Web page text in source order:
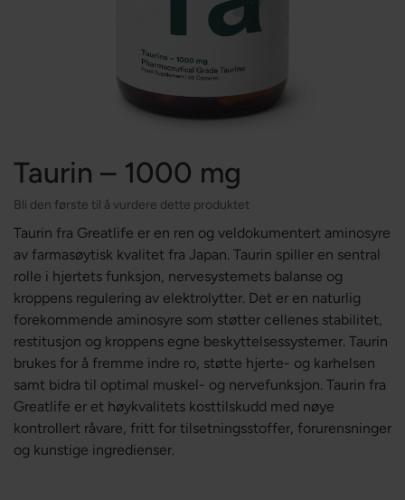
Taurin – 1000 mg
Bli den første til å vurdere dette produktet
Taurin fra Greatlife er en ren og veldokumentert aminosyre
av farmasøytisk kvalitet fra Japan. Taurin spiller en sentral
rolle i hjertets funksjon, nervesystemets balanse og
kroppens regulering av elektrolytter. Det er en naturlig
forekommende aminosyre som støtter cellenes stabilitet,
restitusjon og kroppens egne beskyttelsessystemer. Taurin
brukes for å fremme indre ro, støtte hjerte- og karhelsen
samt bidra til optimal muskel- og nervefunksjon. Taurin fra
Greatlife er et høykvalitets kosttilskudd med nøye
kontrollert råvare, fritt for tilsetningsstoffer, forurensninger
og kunstige ingredienser.